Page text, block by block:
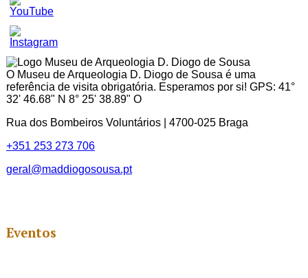
Set
Youtube
Channel
ID
O Museu de Arqueologia D. Diogo de Sousa é uma
referência de visita obrigatória. Esperamos por si! GPS: 41°
32' 46.68" N 8° 25' 38.89" O
Rua dos Bombeiros Voluntários | 4700-025 Braga
+351 253 273 706
geral@maddiogosousa.pt
Eventos